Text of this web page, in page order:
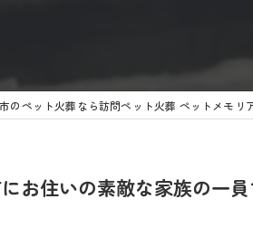
のペット火葬なら訪問ペット火葬 ペットメモリ
お住いの素敵な家族の一員